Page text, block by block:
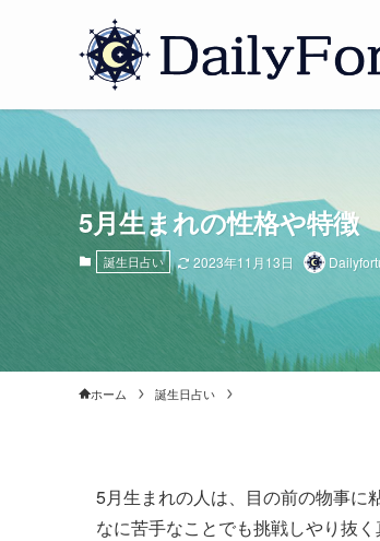
5月生まれの性格や特徴
誕生日占い 2023年11月13日
ホーム 誕生日占い
5月生まれの人は、目の前の物事に
なに苦手なことでも挑戦しやり抜く